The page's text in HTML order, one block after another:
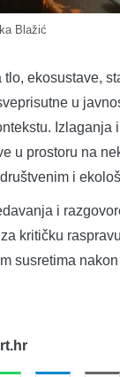
Blažić
ekosustave,
u
Izlaganja
u prostoru na
i
i
kritičku
susretima